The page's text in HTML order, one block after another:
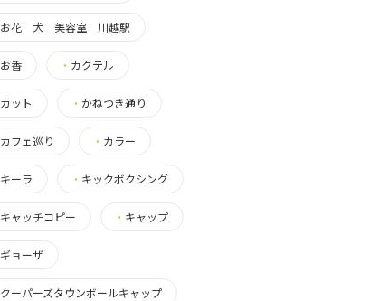
お花 犬 美容室 川越駅
お香 ・ カクテル
カット ・ かねつき通り
カフェ巡り ・ カラー
キーラ ・ キックボクシング
キャッチコピー ・ キャップ
ギョーザ
クーパーズタウンボールキャップ